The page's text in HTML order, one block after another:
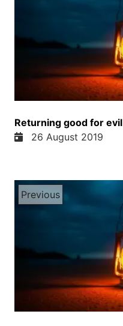
Returning good for evil
26 August 2019
Previous